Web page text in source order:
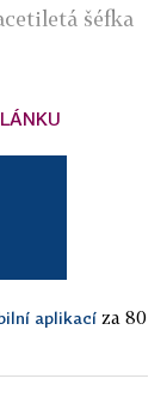
šéfka
aplikací za 80